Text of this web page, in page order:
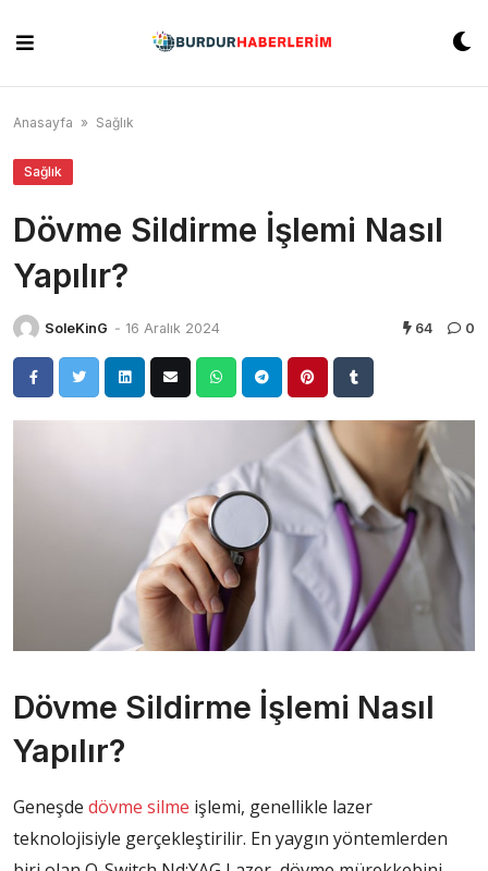
content
Anasayfa » Sağlık
Sağlık
Dövme Sildirme İşlemi Nasıl
Yapılır?
SoleKinG - 16 Aralık 2024 64 0
Dövme Sildirme İşlemi Nasıl
Yapılır?
Geneşde dövme silme işlemi, genellikle lazer
teknolojisiyle gerçekleştirilir. En yaygın yöntemlerden